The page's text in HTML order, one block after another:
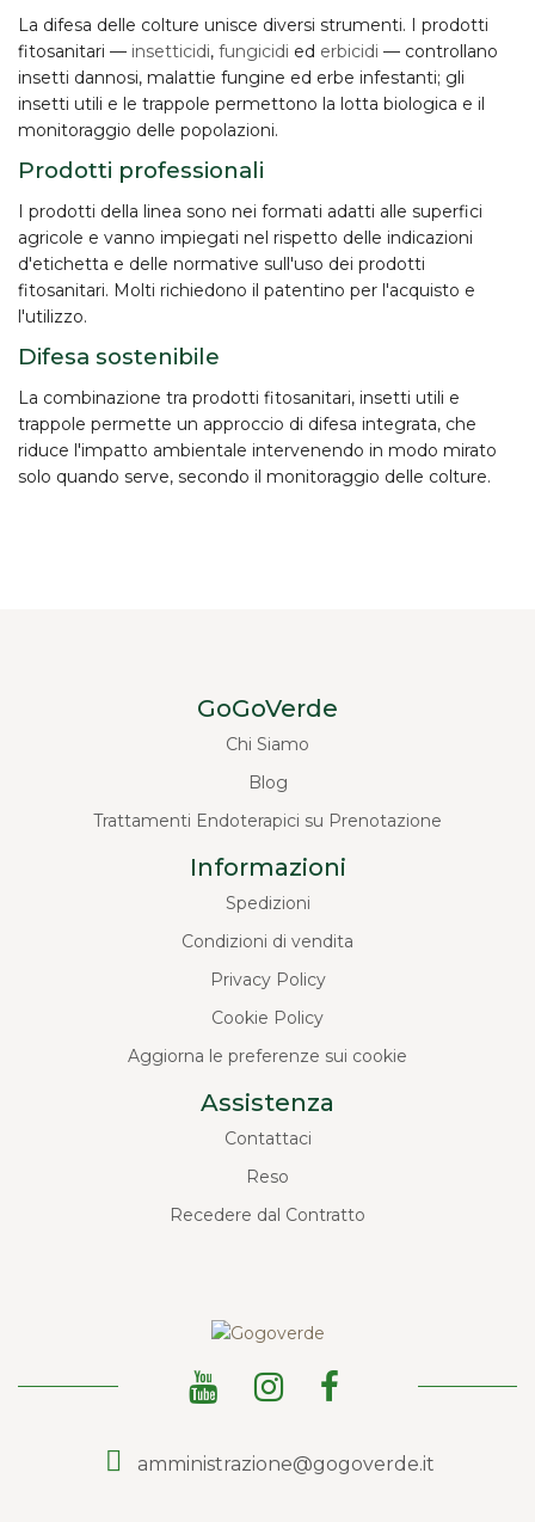
La difesa delle colture unisce diversi strumenti. I prodotti
fitosanitari — insetticidi, fungicidi ed erbicidi — controllano
insetti dannosi, malattie fungine ed erbe infestanti; gli
insetti utili e le trappole permettono la lotta biologica e il
monitoraggio delle popolazioni.
Prodotti professionali
I prodotti della linea sono nei formati adatti alle superfici
agricole e vanno impiegati nel rispetto delle indicazioni
d'etichetta e delle normative sull'uso dei prodotti
fitosanitari. Molti richiedono il patentino per l'acquisto e
l'utilizzo.
Difesa sostenibile
La combinazione tra prodotti fitosanitari, insetti utili e
trappole permette un approccio di difesa integrata, che
riduce l'impatto ambientale intervenendo in modo mirato
solo quando serve, secondo il monitoraggio delle colture.
GoGoVerde
Chi Siamo
Blog
Trattamenti Endoterapici su Prenotazione
Informazioni
Spedizioni
Condizioni di vendita
Privacy Policy
Cookie Policy
Aggiorna le preferenze sui cookie
Assistenza
Contattaci
Reso
Recedere dal Contratto
amministrazione@gogoverde.it